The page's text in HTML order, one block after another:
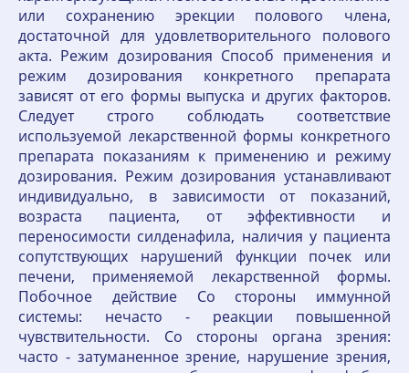
или сохранению эрекции полового члена,
достаточной для удовлетворительного полового
акта. Режим дозирования Способ применения и
режим дозирования конкретного препарата
зависят от его формы выпуска и других факторов.
Следует строго соблюдать соответствие
используемой лекарственной формы конкретного
препарата показаниям к применению и режиму
дозирования. Режим дозирования устанавливают
индивидуально, в зависимости от показаний,
возраста пациента, от эффективности и
переносимости силденафила, наличия у пациента
сопутствующих нарушений функции почек или
печени, применяемой лекарственной формы.
Побочное действие Со стороны иммунной
системы: нечасто - реакции повышенной
чувствительности. Со стороны органа зрения:
часто - затуманенное зрение, нарушение зрения,